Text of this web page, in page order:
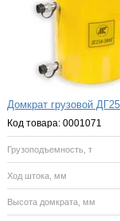
Домкрат грузовой
Код товара: 0001071
Грузоподъемность, т
Ход штока, мм
Высота домкрата, мм